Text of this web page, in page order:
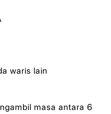
waris lain
masa antara 6